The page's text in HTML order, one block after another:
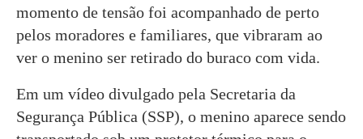
momento de tensão foi acompanhado de perto
pelos moradores e familiares, que vibraram ao
ver o menino ser retirado do buraco com vida.
Em um vídeo divulgado pela Secretaria da
Segurança Pública (SSP), o menino aparece sendo